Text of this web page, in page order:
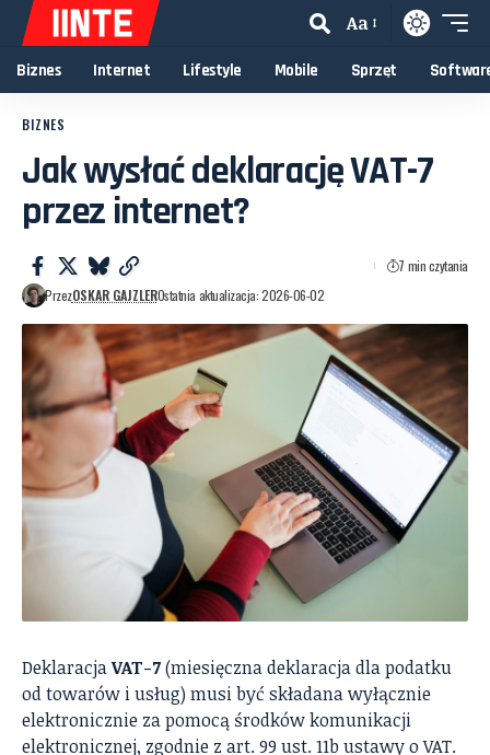
Aa
Biznes Internet Lifestyle Mobile Sprzęt
BIZNES
Jak wysłać deklarację VAT-7
przez internet?
PrzezOSKAR GAJZLEROstatnia aktualizacja: 2026-06-02
7 min czytania
DeklaracjaVAT-7(miesięczna deklaracja dla podatku
od towarów i usług) musi być składana wyłącznie
elektronicznie za pomocą środków komunikacji
elektronicznej, zgodnie z art. 99 ust. 11b ustawy o VAT.